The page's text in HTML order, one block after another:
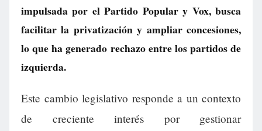
impulsada por el Partido Popular y Vox, busca
facilitar la privatización y ampliar concesiones,
lo que ha generado rechazo entre los partidos de
izquierda.
Este cambio legislativo responde a un contexto
de creciente interés por gestionar